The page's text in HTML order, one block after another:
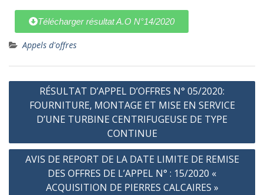
Télécharger résultat A.O N°14/2020
Appels d'offres
RÉSULTAT D’APPEL D’OFFRES N° 05/2020:
FOURNITURE, MONTAGE ET MISE EN SERVICE
D’UNE TURBINE CENTRIFUGEUSE DE TYPE
CONTINUE
AVIS DE REPORT DE LA DATE LIMITE DE REMISE
DES OFFRES DE L’APPEL N° : 15/2020 «
ACQUISITION DE PIERRES CALCAIRES »